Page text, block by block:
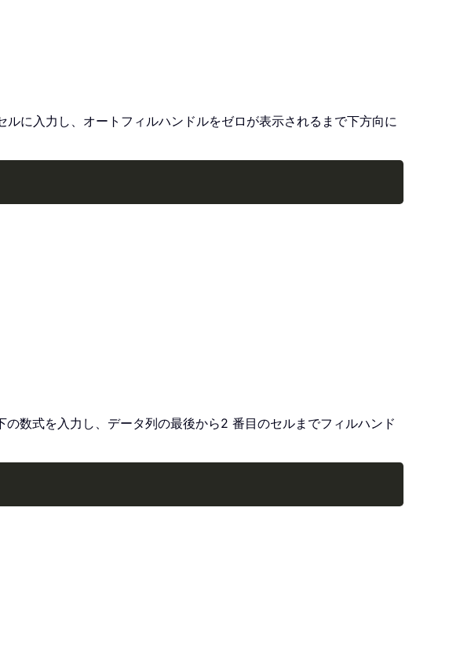
に入力し、オートフィルハンドルをゼロが表示されるまで下方向に
数式を入力し、データ列の最後から2 番目のセルまでフィルハンド